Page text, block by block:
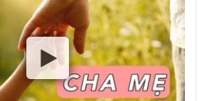
Bí Ẩn Thuật Giả Kim Ở Những Địa Điểm Linh
Thiêng Trên Thế Giới
Giải Mã Giấc Mơ Đêm